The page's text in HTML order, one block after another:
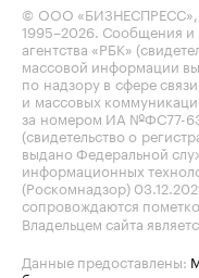
© ООО
1995–2026 . Сообщения
агентства «РБК»
массовой информации
по надзору в сфере
и массовых
за номером ИА №ФС77-
(свидетельство о
выдано Федеральной
информационных
(Роскомнадзор)
сопровождаются
Владельцем сайта
Данные предоставлены: